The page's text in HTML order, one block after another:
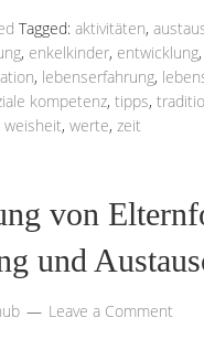
Tagged: aktivitäten,
, enkelkinder, entwicklung,
, lebenserfahrung,
kompetenz, tipps,
weisheit, werte, zeit
von
und
Leave a Comment